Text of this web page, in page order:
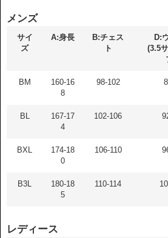
メンズ
サイ
ズ
A:身長
B:チェス
ト
D:
(3.5
BM
160-16
8
98-102
BL
167-17
4
102-106
BXL
174-18
0
106-110
B3L
180-18
5
110-114
レディース